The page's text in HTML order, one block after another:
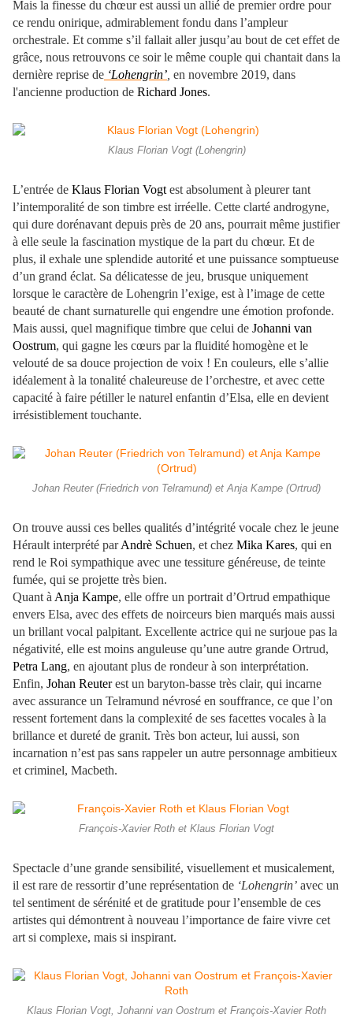
Mais la finesse du chœur est aussi un allié de premier ordre pour
ce rendu onirique, admirablement fondu dans l’ampleur
orchestrale. Et comme s’il fallait aller jusqu’au bout de cet effet de
grâce, nous retrouvons ce soir le même couple qui chantait dans la
dernière reprise de ‘Lohengrin’ en novembre 2019, dans
l'ancienne production de Richard Jones.
Klaus Florian Vogt (Lohengrin)
L’entrée de Klaus Florian Vogt est absolument à pleurer tant
l’intemporalité de son timbre est irréelle. Cette clarté androgyne,
qui dure dorénavant depuis près de 20 ans, pourrait même justifier
à elle seule la fascination mystique de la part du chœur. Et de
plus, il exhale une splendide autorité et une puissance somptueuse
d’un grand éclat. Sa délicatesse de jeu, brusque uniquement
lorsque le caractère de Lohengrin l’exige, est à l’image de cette
beauté de chant surnaturelle qui engendre une émotion profonde.
Mais aussi, quel magnifique timbre que celui de Johanni van
Oostrum, qui gagne les cœurs par la fluidité homogène et le
velouté de sa douce projection de voix ! En couleurs, elle s’allie
idéalement à la tonalité chaleureuse de l’orchestre, et avec cette
capacité à faire pétiller le naturel enfantin d’Elsa, elle en devient
irrésistiblement touchante.
Johan Reuter (Friedrich von Telramund) et Anja Kampe (Ortrud)
On trouve aussi ces belles qualités d’intégrité vocale chez le jeune
Hérault interprété parAndrè Schuen, et chez Mika Kares, qui en
rend le Roi sympathique avec une tessiture généreuse, de teinte
fumée, qui se projette très bien.
Quant à Anja Kampe, elle offre un portrait d’Ortrud empathique
envers Elsa, avec des effets de noirceurs bien marqués mais aussi
un brillant vocal palpitant. Excellente actrice qui ne surjoue pas la
négativité, elle est moins anguleuse qu’une autre grande Ortrud,
Petra Lang, en ajoutant plus de rondeur à son interprétation.
Enfin, Johan Reuterest un baryton-basse très clair, qui incarne
avec assurance un Telramund névrosé en souffrance, ce que l’on
ressent fortement dans la complexité de ses facettes vocales à la
brillance et dureté de granit. Très bon acteur, lui aussi, son
incarnation n’est pas sans rappeler un autre personnage ambitieux
et criminel, Macbeth.
François-Xavier Roth et Klaus Florian Vogt
Spectacle d’une grande sensibilité, visuellement et musicalement,
il est rare de ressortir d’une représentation de ‘Lohengrin’ avec un
tel sentiment de sérénité et de gratitude pour l’ensemble de ces
artistes qui démontrent à nouveau l’importance de faire vivre cet
art si complexe, mais si inspirant.
Klaus Florian Vogt, Johanni van Oostrum et François-Xavier Roth